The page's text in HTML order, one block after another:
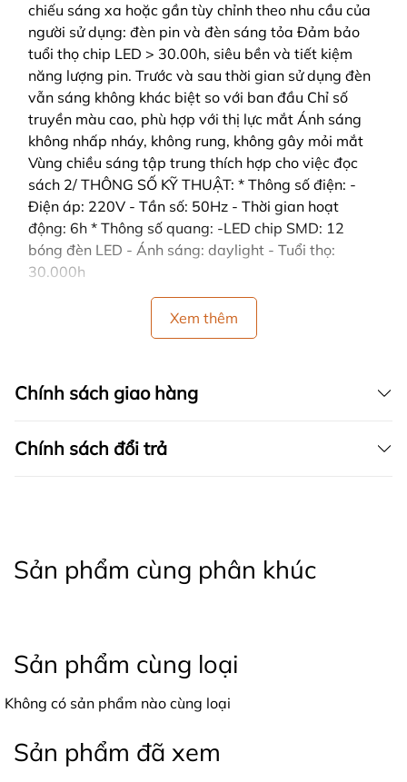
chiếu sáng xa hoặc gần tùy chỉnh theo nhu cầu của
người sử dụng: đèn pin và đèn sáng tỏa Đảm bảo
tuổi thọ chip LED > 30.00h, siêu bền và tiết kiệm
năng lượng pin. Trước và sau thời gian sử dụng đèn
vẫn sáng không khác biệt so với ban đầu Chỉ số
truyền màu cao, phù hợp với thị lực mắt Ánh sáng
không nhấp nháy, không rung, không gây mỏi mắt
Vùng chiều sáng tập trung thích hợp cho việc đọc
sách 2/ THÔNG SỐ KỸ THUẬT: * Thông số điện: -
Điện áp: 220V - Tần số: 50Hz - Thời gian hoạt
động: 6h * Thông số quang: -LED chip SMD: 12
bóng đèn LED - Ánh sáng: daylight - Tuổi thọ:
30.000h
Xem thêm
Chính sách giao hàng
Chính sách đổi trả
Sản phẩm cùng phân khúc
Sản phẩm cùng loại
Không có sản phẩm nào cùng loại
Sản phẩm đã xem